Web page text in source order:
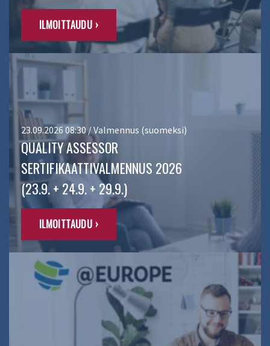
ILMOITTAUDU ›
23.09.2026 08:30 / Valmennus (suomeksi)
QUALITY ASSESSOR
SERTIFIKAATTIVALMENNUS 2026
(23.9. + 24.9. + 29.9.)
ILMOITTAUDU ›